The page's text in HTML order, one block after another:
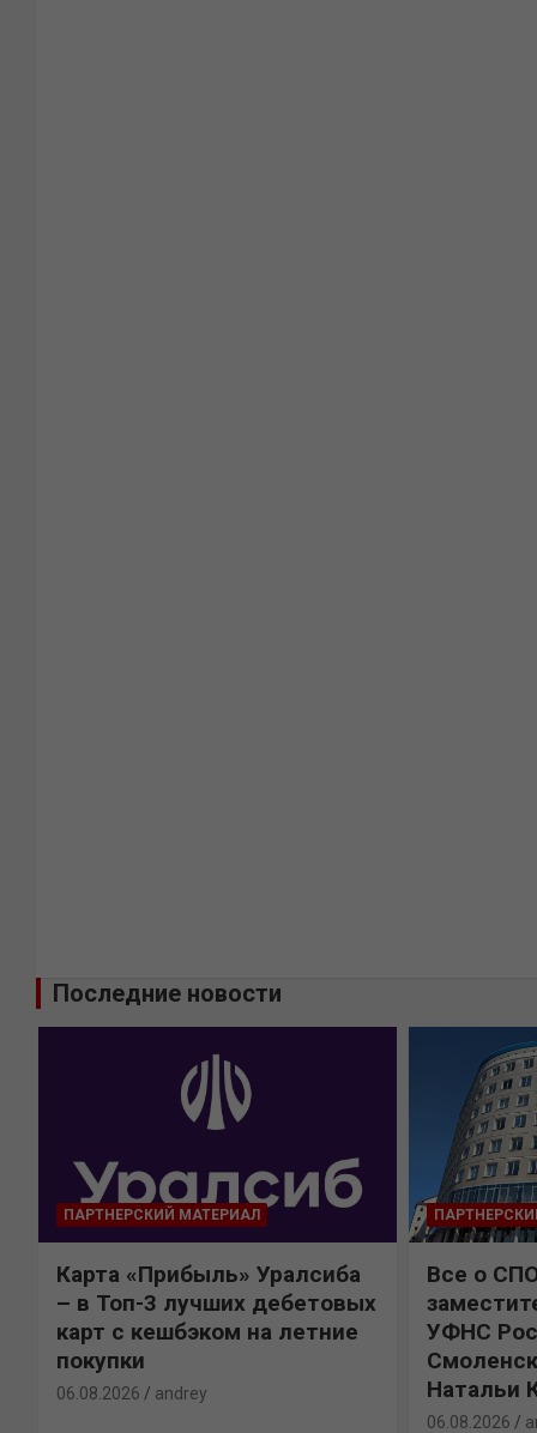
Последние новости
ПАРТНЕРСКИЙ МАТЕРИАЛ
Карта «Прибыль» Уралсиба
– в Топ-3 лучших дебетовых
карт с кешбэком на летние
покупки
06.08.2026 andrey
Все о
УФНС
Натальи
06.08.2026